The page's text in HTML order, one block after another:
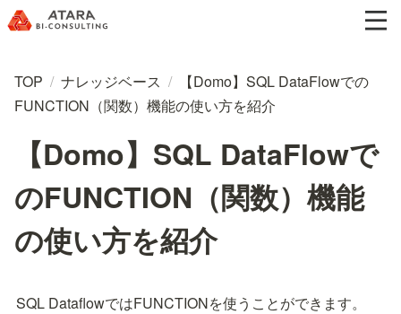
TOP / ナレッジベース /
【Domo】SQL DataFlowでの
FUNCTION（関数）機能の使い方を紹介
【Domo】SQL DataFlowで
のFUNCTION（関数）機能
の使い方を紹介
SQL DataflowではFUNCTIONを使うことができます。